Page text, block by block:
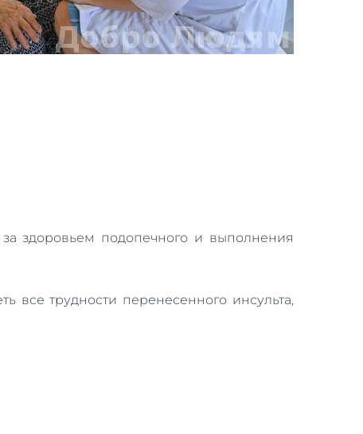
здоровьем подопечного и выполнения
все трудности перенесенного инсульта,